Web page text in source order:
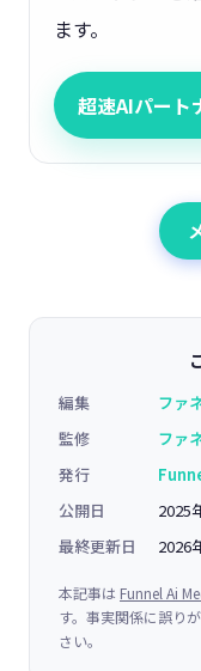
ます。
超速AIパート
編集
ファ
監修
ファ
発行
公開日
2025
最終更新日
2026
本記事は Funnel Ai
す。事実関係に誤り
さい。